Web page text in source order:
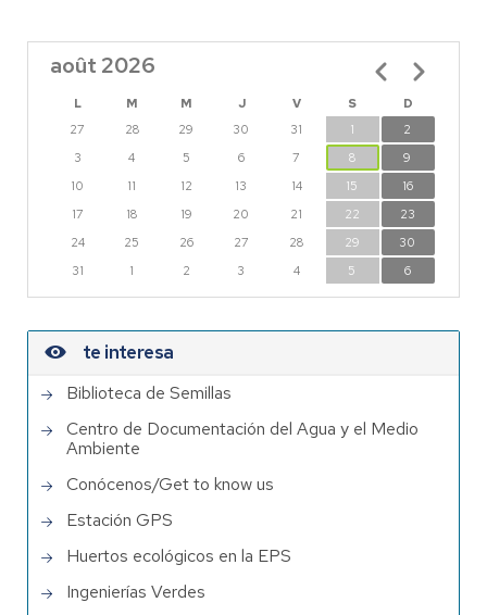
août 2026
L M M J V S
D
27
28 29 30 31 1
2
3
4 5 6 7 8
9
10
11 12 13 14 15
16
17
18 19 20 21 22
23
24
25 26 27 28 29
30
31
1 2 3 4 5 6
Pagination
te interesa
Biblioteca de Semillas
Centro de Documentación del Agua y el Medio
Ambiente
Conócenos/Get to know us
Estación GPS
Huertos ecológicos en la EPS
Ingenierías Verdes